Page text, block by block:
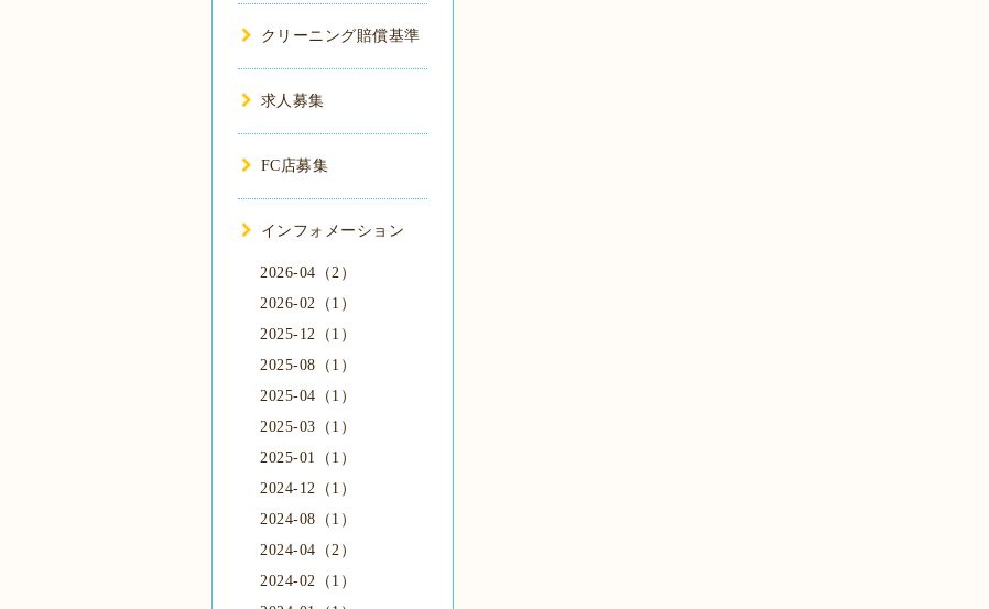
クリーニング賠償基準
求人募集
FC店募集
インフォメーション
2026-04（2）
2026-02（1）
2025-12（1）
2025-08（1）
2025-04（1）
2025-03（1）
2025-01（1）
2024-12（1）
2024-08（1）
2024-04（2）
2024-02（1）